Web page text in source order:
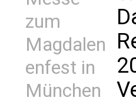
zum
Magdalen
enfest in
München